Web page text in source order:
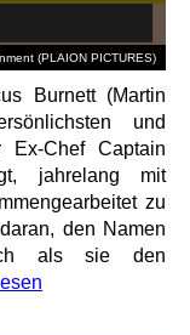
(PLAION PICTURES)
Burnett (Martin
und
Ex-Chef Captain
jahrelang mit
zu
den Namen
als sie den